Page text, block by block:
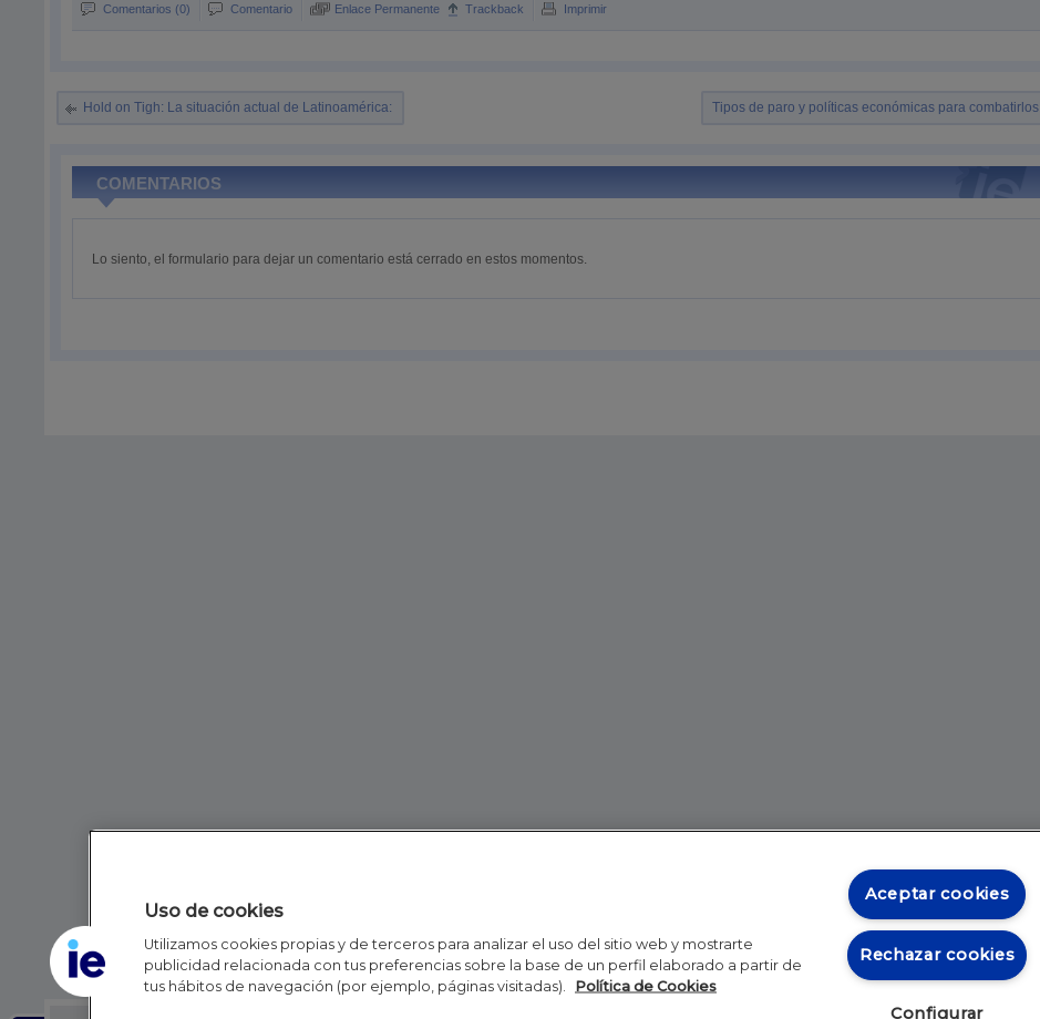
Comentarios (0) Comentario Enlace Permanente Trackback Imprimir
Hold on Tigh: La situación actual de Latinoamérica: Tipos de paro y políticas económicas para combatirlos
COMENTARIOS
Lo siento, el formulario para dejar un comentario está cerrado en estos momentos.
Uso de cookies
Utilizamos cookies propias y de terceros para analizar el uso del sitio web y mostrarte
publicidad relacionada con tus preferencias sobre la base de un perfil elaborado a partir de
tus hábitos de navegación (por ejemplo, páginas visitadas).
Política de Cookies
Aceptar cookies
Rechazar cookies
Configurar